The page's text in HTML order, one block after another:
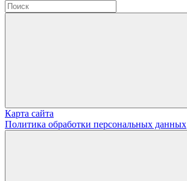
Карта сайта
Политика обработки персональных данных